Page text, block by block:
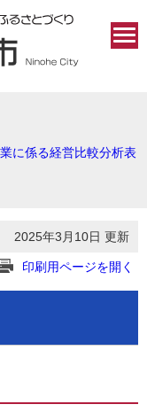
に係る経営比較分析表
2025年3月10日 更新
印刷用ページを開く